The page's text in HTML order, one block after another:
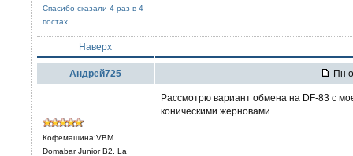
Спасибо сказали 4 раз в 4
постах
Наверх
Андрей725 Пн
Кофемашина:VBM
Domabar Junior B2. La
Рассмотрю вариант обмена на DF-83 с
коническими жерновами.